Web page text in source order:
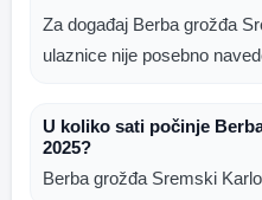
Za događaj Berba grožđa
ulaznice nije posebno
U koliko sati počinje
2025?
Berba grožđa Sremski